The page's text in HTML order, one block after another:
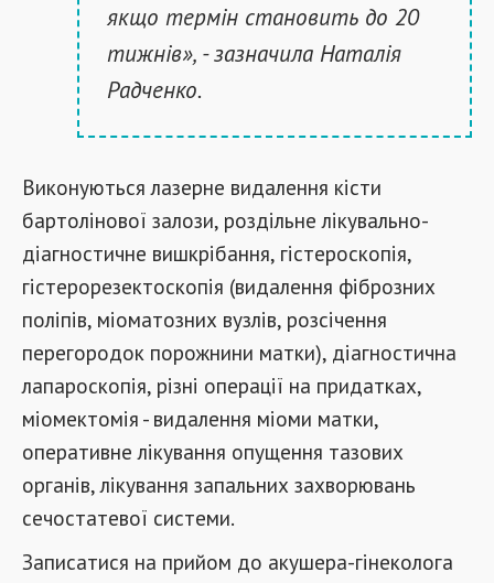
якщо термін становить до 20
тижнів», - зазначила Наталія
Радченко.
Виконуються лазерне видалення кісти
бартолінової залози, роздільне лікувально-
діагностичне вишкрібання, гістероскопія,
гістерорезектоскопія (видалення фіброзних
поліпів, міоматозних вузлів, розсічення
перегородок порожнини матки), діагностична
лапароскопія, різні операції на придатках,
міомектомія - видалення міоми матки,
оперативне лікування опущення тазових
органів, лікування запальних захворювань
сечостатевої системи.
Записатися на прийом до акушера-гінеколога